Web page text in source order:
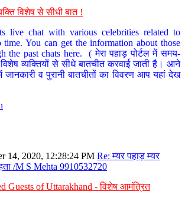
विशेष से सीधी बात !
live chat with various celebrities related to
time. You can get the information about those
the past chats here. ( मेरा पहाड़ पोर्टल में समय-
व्यक्तियों से सीधे बातचीत करवाई जाती है। आने
जानकारी व पुरानी बातचीतों का विवरण आप यहां देख
14, 2020, 12:28:24 PM Re: म्यर पहाड़ म्यर
/M S Mehta 9910532720
Guests of Uttarakhand - विशेष आमंत्रित